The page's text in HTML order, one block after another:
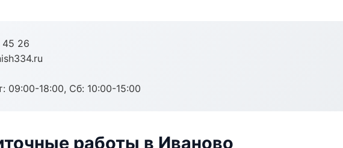
26
09:00-18:00, Сб: 10:00-15:00
работы в Иваново